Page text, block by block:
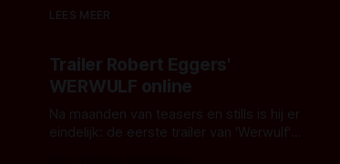
LEES MEER
Trailer Robert Eggers'
WERWULF online
Na maanden van teasers en stills is hij er
eindelijk: de eerste trailer van 'Werwulf'.